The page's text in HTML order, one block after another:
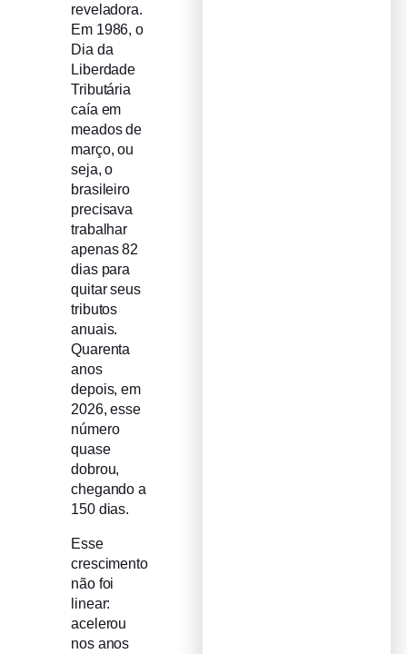
reveladora.
Em 1986, o
Dia da
Liberdade
Tributária
caía em
meados de
março, ou
seja, o
brasileiro
precisava
trabalhar
apenas 82
dias para
quitar seus
tributos
anuais.
Quarenta
anos
depois, em
2026, esse
número
quase
dobrou,
chegando a
150 dias.
Esse
crescimento
não foi
linear:
acelerou
nos anos